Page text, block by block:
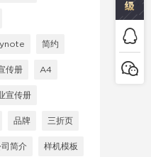
简约
传册 A4
宣传册
品牌 三折页
司简介 样机模板